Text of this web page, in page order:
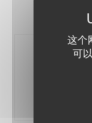
这个
可
Côtes